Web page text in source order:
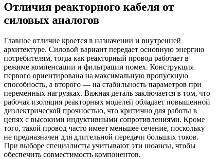
Отличия реакторного кабеля от
силовых аналогов
Главное отличие кроется в назначении и внутренней
архитектуре. Силовой вариант передает основную энергию
потребителям, тогда как реакторный провод работает в
режиме компенсации и фильтрации помех. Конструкция
первого ориентирована на максимальную пропускную
способность, а второго — на стабильность параметров при
переменных нагрузках. Важная деталь заключается в том, что
рабочая изоляция реакторных моделей обладает повышенной
диэлектрической прочностью, что критично для работы в
цепях с высокими индуктивными сопротивлениями. Кроме
того, такой провод часто имеет меньшее сечение, поскольку
не предназначен для длительной передачи больших токов.
При выборе специалисты учитывают эти нюансы, чтобы
обеспечить совместимость компонентов.